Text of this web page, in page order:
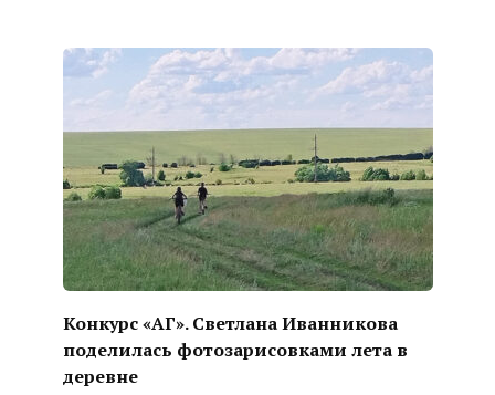
Конкурс «АГ». Светлана Иванникова
поделилась фотозарисовками лета в
деревне